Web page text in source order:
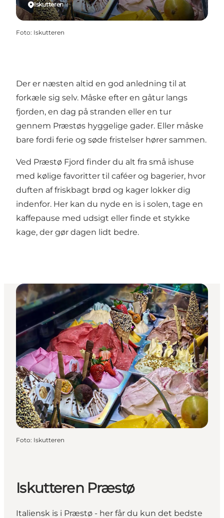
Iskutteren
Foto: Iskutteren
Der er næsten altid en god anledning til at
forkæle sig selv. Måske efter en gåtur langs
fjorden, en dag på stranden eller en tur
gennem Præstøs hyggelige gader. Eller måske
bare fordi ferie og søde fristelser hører sammen.
Ved Præstø Fjord finder du alt fra små ishuse
med kølige favoritter til caféer og bagerier, hvor
duften af friskbagt brød og kager lokker dig
indenfor. Her kan du nyde en is i solen, tage en
kaffepause med udsigt eller finde et stykke
kage, der gør dagen lidt bedre.
Foto: Iskutteren
Iskutteren Præstø
Italiensk is i Præstø - her får du kun det bedste